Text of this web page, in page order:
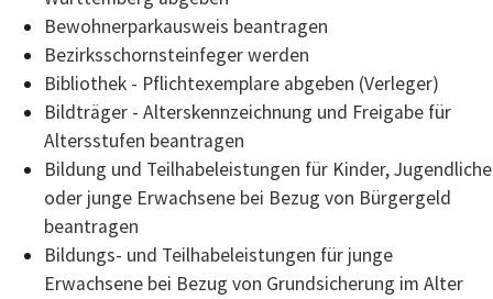
Bewohnerparkausweis beantragen
Bezirksschornsteinfeger werden
Bibliothek - Pflichtexemplare abgeben (Verleger)
Bildträger - Alterskennzeichnung und Freigabe für
Altersstufen beantragen
Bildung und Teilhabeleistungen für Kinder, Jugendliche
oder junge Erwachsene bei Bezug von Bürgergeld
beantragen
Bildungs- und Teilhabeleistungen für junge
Erwachsene bei Bezug von Grundsicherung im Alter